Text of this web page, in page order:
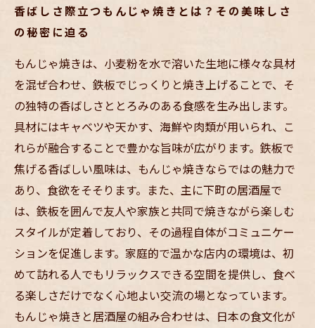
香ばしさ際立つもんじゃ焼きとは？その美味しさ
の秘密に迫る
もんじゃ焼きは、小麦粉を水で溶いた生地に様々な具材
を混ぜ合わせ、鉄板でじっくりと焼き上げることで、そ
の独特の香ばしさととろみのある食感を生み出します。
具材にはキャベツや天かす、海鮮や肉類が用いられ、こ
れらが融合することで豊かな旨味が広がります。鉄板で
焦げる香ばしい風味は、もんじゃ焼きならではの魅力で
あり、食欲をそそります。また、主に下町の居酒屋で
は、鉄板を囲んで友人や家族と共同で焼きながら楽しむ
スタイルが定着しており、その過程自体がコミュニケー
ションを促進します。家庭的で温かな店内の環境は、初
めて訪れる人でもリラックスできる空間を提供し、食べ
る楽しさだけでなく心地よい交流の場となっています。
もんじゃ焼きと居酒屋の組み合わせは、日本の食文化が